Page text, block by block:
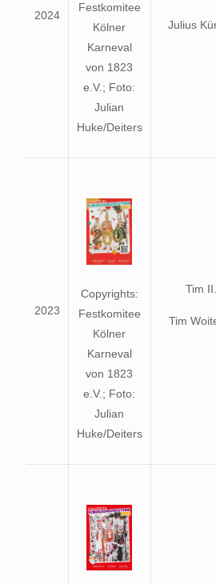
2024
Festkomitee
Kölner
Karneval
von 1823
e.V.; Foto:
Julian
Huke/Deiters
Julius
2023
Copyrights:
Festkomitee
Kölner
Karneval
von 1823
e.V.; Foto:
Julian
Huke/Deiters
Tim II.
Tim